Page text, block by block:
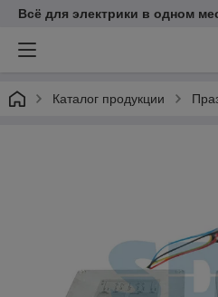
Всё для электрики в одном
Каталог продукции